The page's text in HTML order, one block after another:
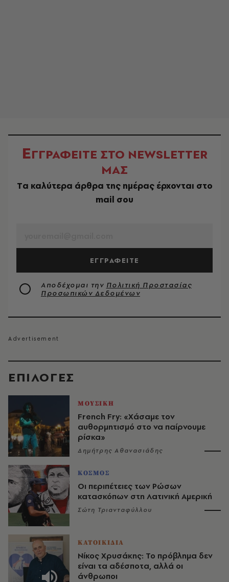
EΠΙΛΟΓΈΣ
ΜΟΥΣΙΚΗ
French Fry: «Χάσαμε τον
αυθορμητισμό στο να παίρνουμε
ρίσκα»
Δημήτρης Αθανασιάδης
ΚΟΣΜΟΣ
Οι περιπέτειες των Ρώσων
κατασκόπων στη Λατινική Αμερική
Σώτη Τριανταφύλλου
ΚΑΤΟΙΚΙΔΙΑ
Νίκος Χρυσάκης: Το πρόβλημα δεν
είναι τα αδέσποτα, αλλά οι
άνθρωποι
ΕΓΓΡΑΦΕΙΤΕ ΣΤΟ NEWSLETTER
ΜΑΣ
Tα καλύτερα άρθρα της ημέρας έρχονται στο
mail σου
ΕΓΓΡΑΦΕΙΤΕ
Αποδέχομαι την Πολιτική Προστασίας
Προσωπικών Δεδομένων